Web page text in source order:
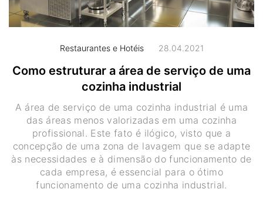
Restaurantes e Hotéis 28.04.2021
Como estruturar a área de serviço de uma
cozinha industrial
A área de serviço de uma cozinha industrial é uma
das áreas menos valorizadas em uma cozinha
profissional. Este fato é ilógico, visto que a
concepção de uma zona de lavagem que se adapte
às necessidades e à dimensão do funcionamento de
cada empresa, é essencial para o ótimo
funcionamento de uma cozinha industrial.